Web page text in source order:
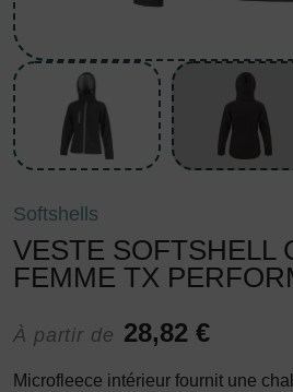
Softshells
VESTE SOFTSHELL
FEMME TX
À partir de 28,82 €
Microfleece intérieur fournit une